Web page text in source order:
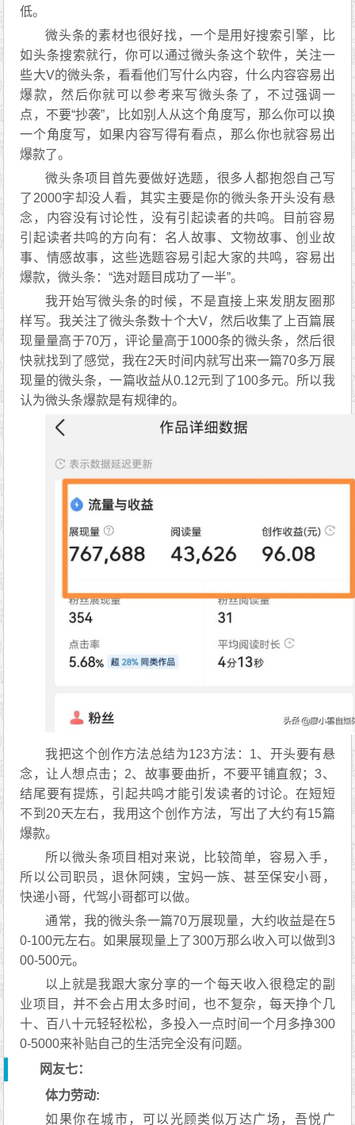
低。
微头条的素材也很好找，一个是用好搜索引擎，比
如头条搜索就行，你可以通过微头条这个软件，关注一
些大V的微头条，看看他们写什么内容，什么内容容易出
爆款，然后你就可以参考来写微头条了，不过强调一
点，不要“抄袭”，比如别人从这个角度写，那么你可以换
一个角度写，如果内容写得有看点，那么你也就容易出
爆款了。
微头条项目首先要做好选题，很多人都抱怨自己写
了2000字却没人看，其实主要是你的微头条开头没有悬
念，内容没有讨论性，没有引起读者的共鸣。目前容易
引起读者共鸣的方向有：名人故事、文物故事、创业故
事、情感故事，这些选题容易引起大家的共鸣，容易出
爆款，微头条：“选对题目成功了一半”。
我开始写微头条的时候，不是直接上来发朋友圈那
样写。我关注了微头条数十个大V，然后收集了上百篇展
现量量高于70万，评论量高于1000条的微头条，然后很
快就找到了感觉，我在2天时间内就写出来一篇70多万展
现量的微头条，一篇收益从0.12元到了100多元。所以我
认为微头条爆款是有规律的。
我把这个创作方法总结为123方法：1、开头要有悬
念，让人想点击；2、故事要曲折，不要平铺直叙；3、
结尾要有提炼，引起共鸣才能引发读者的讨论。在短短
不到20天左右，我用这个创作方法，写出了大约有15篇
爆款。
所以微头条项目相对来说，比较简单，容易入手，
所以公司职员，退休阿姨，宝妈一族、甚至保安小哥，
快递小哥，代驾小哥都可以做。
通常，我的微头条一篇70万展现量，大约收益是在5
0-100元左右。如果展现量上了300万那么收入可以做到3
00-500元。
以上就是我跟大家分享的一个每天收入很稳定的副
业项目，并不会占用太多时间，也不复杂，每天挣个几
十、百八十元轻轻松松，多投入一点时间一个月多挣300
0-5000来补贴自己的生活完全没有问题。
网友七：
体力劳动:
如果你在城市，可以光顾类似万达广场，吾悦广